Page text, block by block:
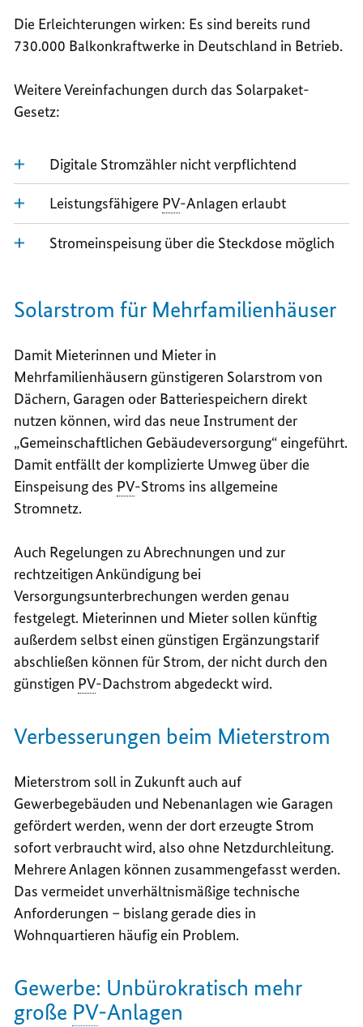
Die Erleichterungen wirken: Es sind bereits rund
730.000 Balkonkraftwerke in Deutschland in Betrieb.
Weitere Vereinfachungen durch das Solarpaket-
Gesetz:
Digitale Stromzähler nicht verpflichtend
Leistungsfähigere PV-Anlagen erlaubt
Stromeinspeisung über die Steckdose möglich
Solarstrom für Mehrfamilienhäuser
Damit Mieterinnen und Mieter in
Mehrfamilienhäusern günstigeren Solarstrom von
Dächern, Garagen oder Batteriespeichern direkt
nutzen können, wird das neue Instrument der
„Gemeinschaftlichen Gebäudeversorgung“ eingeführt.
Damit entfällt der komplizierte Umweg über die
Einspeisung des PV-Stroms ins allgemeine
Stromnetz.
Auch Regelungen zu Abrechnungen und zur
rechtzeitigen Ankündigung bei
Versorgungsunterbrechungen werden genau
festgelegt. Mieterinnen und Mieter sollen künftig
außerdem selbst einen günstigen Ergänzungstarif
abschließen können für Strom, der nicht durch den
günstigen PV-Dachstrom abgedeckt wird.
Verbesserungen beim Mieterstrom
Mieterstrom soll in Zukunft auch auf
Gewerbegebäuden und Nebenanlagen wie Garagen
gefördert werden, wenn der dort erzeugte Strom
sofort verbraucht wird, also ohne Netzdurchleitung.
Mehrere Anlagen können zusammengefasst werden.
Das vermeidet unverhältnismäßige technische
Anforderungen – bislang gerade dies in
Wohnquartieren häufig ein Problem.
Gewerbe: Unbürokratisch mehr
große PV-Anlagen